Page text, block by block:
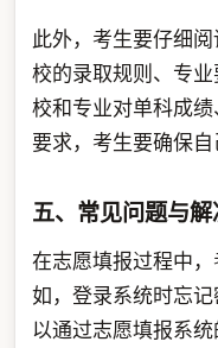
此外，考生要仔细
校的录取规则、专
校和专业对单科成
要求，考生要确保自
五、常见问题与
在志愿填报过程中
如，登录系统时忘
以通过志愿填报系